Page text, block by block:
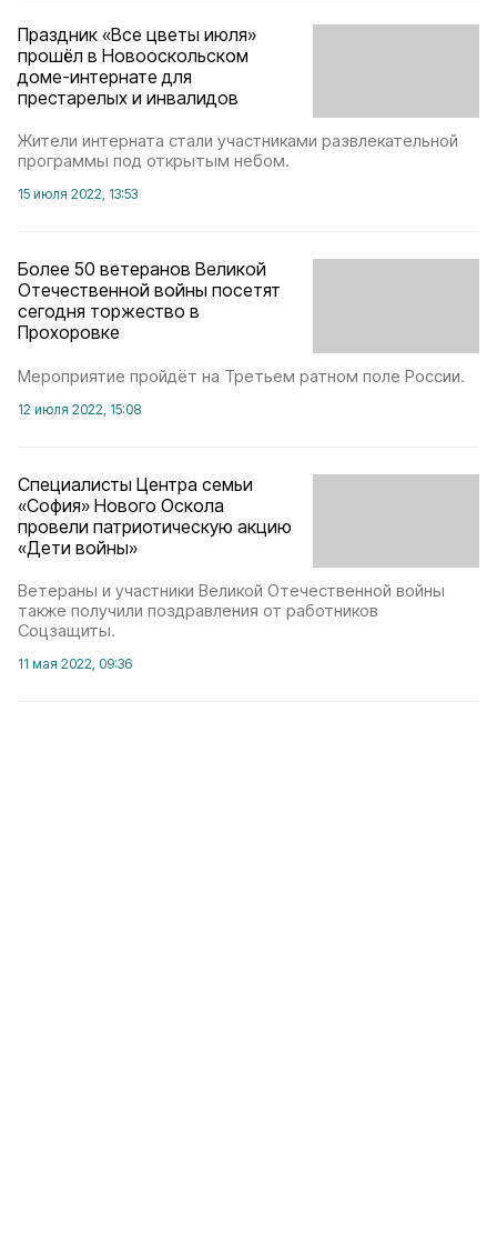
Праздник «Все цветы июля»
прошёл в Новооскольском
доме-интернате для
престарелых и инвалидов
Жители интерната стали участниками развлекательной
программы под открытым небом.
15 июля 2022, 13:53
Более 50 ветеранов Великой
Отечественной войны посетят
сегодня торжество в
Прохоровке
Мероприятие пройдёт на Третьем ратном поле России.
12 июля 2022, 15:08
Специалисты Центра семьи
«София» Нового Оскола
провели патриотическую акцию
«Дети войны»
Ветераны и участники Великой Отечественной войны
также получили поздравления от работников
Соцзащиты.
11 мая 2022, 09:36